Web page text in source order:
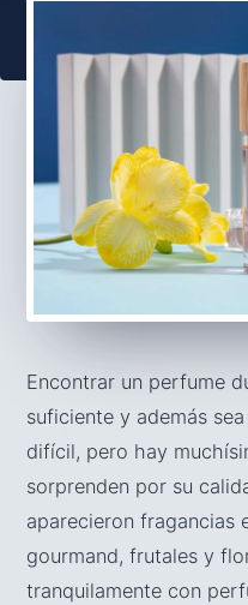
Encontrar un perfume
suficiente y además
difícil, pero hay
sorprenden por su
aparecieron fragancias
gourmand, frutales y
tranquilamente con